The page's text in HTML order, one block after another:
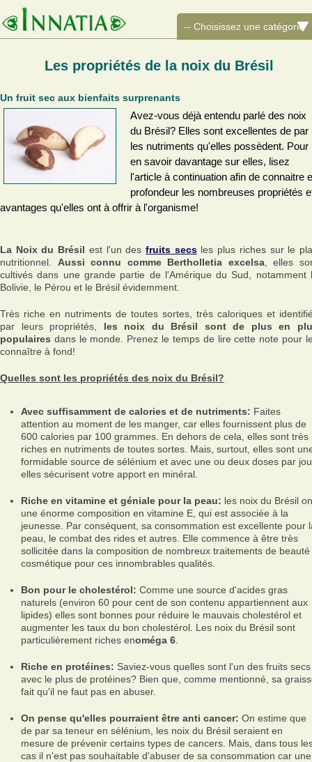
Les propriétés de la noix du Brésil
Un fruit sec aux bienfaits surprenants
Avez-vous déjà entendu parlé des noix
du Brésil? Elles sont excellentes de par
les nutriments qu'elles possèdent. Pour
en savoir davantage sur elles, lisez
l'article à continuation afin de connaitre
profondeur les nombreuses propriétés
avantages qu'elles ont à offrir à l'organisme!
La Noix du Brésil est l'un desfruits secsles plus riches sur le
nutritionnel. Aussi connu comme Bertholletia excelsa, elles
cultivés dans une grande partie de l'Amérique du Sud, notamment
Bolivie, le Pérou et le Brésil évidemment.
Très riche en nutriments de toutes sortes, très caloriques et
par leurs propriétés, les noix du Brésil sont de plus en
populaires dans le monde. Prenez le temps de lire cette note pour
connaître à fond!
Quelles sont les propriétés des noix du Brésil?
Avec suffisamment de calories et de nutriments: Faites
attention au moment de les manger, car elles fournissent plus de
600 calories par 100 grammes. En dehors de cela, elles sont très
riches en nutriments de toutes sortes. Mais, surtout, elles sont
formidable source de sélénium et avec une ou deux doses par
elles sécurisent votre apport en minéral.
Riche en vitamine et géniale pour la peau: les noix du Brésil
une énorme composition en vitamine E, qui est associée à la
jeunesse. Par conséquent, sa consommation est excellente pour
peau, le combat des rides et autres. Elle commence à être très
sollicitée dans la composition de nombreux traitements de beauté
cosmétique pour ces innombrables qualités.
Bon pour le cholestérol: Comme une source d'acides gras
naturels (environ 60 pour cent de son contenu appartiennent aux
lipides) elles sont bonnes pour réduire le mauvais cholestérol et
augmenter les taux du bon cholestérol. Les noix du Brésil sont
particulièrement riches enoméga 6
Riche en protéines: Saviez-vous quelles sont l'un des fruits secs
avec le plus de protéines? Bien que, comme mentionné, sa
fait qu'il ne faut pas en abuser.
On pense qu'elles pourraient être anti cancer: On estime que
de par sa teneur en sélénium, les noix du Brésil seraient en
mesure de prévenir certains types de cancers. Mais, dans tous
cas il n'est pas souhaitable d'abuser de sa consommation car une